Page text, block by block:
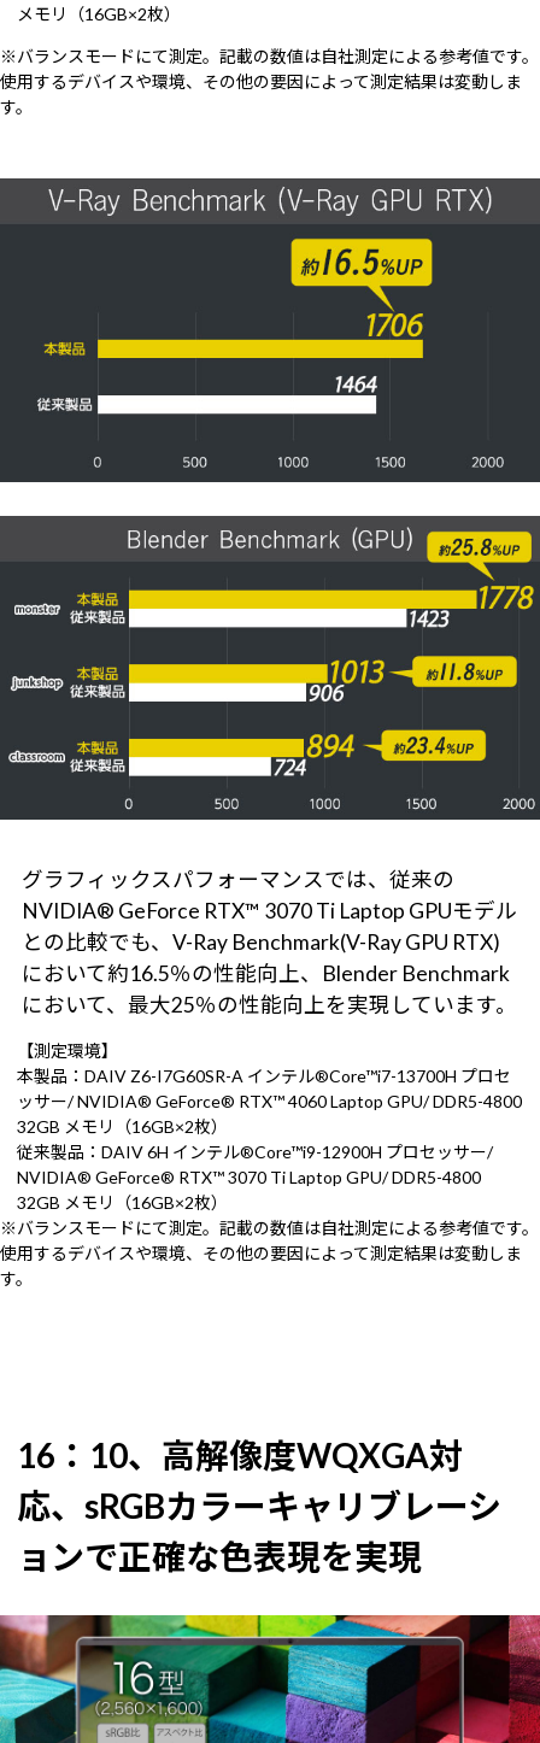
メモリ（16GB×2枚）
※バランスモードにて測定。記載の数値は自社測定による参考値です。
使用するデバイスや環境、その他の要因によって測定結果は変動しま
す。
グラフィックスパフォーマンスでは、従来の
NVIDIA® GeForce RTX™ 3070 Ti Laptop GPUモデル
との比較でも、V-Ray Benchmark(V-Ray GPU RTX)
において約16.5％の性能向上、Blender Benchmark
において、最大25％の性能向上を実現しています。
【測定環境】
本製品：DAIV Z6-I7G60SR-A インテル®Core™i7-13700H プロセ
ッサー/ NVIDIA® GeForce® RTX™ 4060 Laptop GPU/ DDR5-4800
32GB メモリ（16GB×2枚）
従来製品：DAIV 6H インテル®Core™i9-12900H プロセッサー/
NVIDIA® GeForce® RTX™ 3070 Ti Laptop GPU/ DDR5-4800
32GB メモリ（16GB×2枚）
※バランスモードにて測定。記載の数値は自社測定による参考値です。
使用するデバイスや環境、その他の要因によって測定結果は変動しま
す。
16：10、高解像度WQXGA対
応、sRGBカラーキャリブレーシ
ョンで正確な色表現を実現